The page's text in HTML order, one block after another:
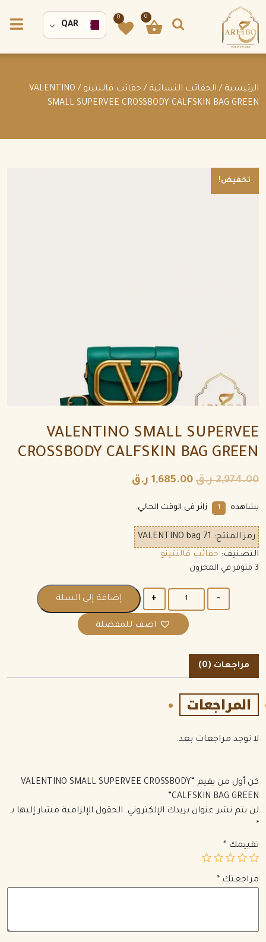
0
0
QAR
الرئيسية / الحقائب النسائية / حقائب فالنتينو
/ VALENTINO
SMALL SUPERVEE CROSSBODY CALFSKIN BAG GREEN
تخفيض!
VALENTINO SMALL SUPERVEE
CROSSBODY CALFSKIN BAG GREEN
2,974.00 ر.ق 1,685.00 ر.ق
يشاهده 1 زائر فى الوقت الحالي.
رمز المنتج: VALENTINO bag 71
التصنيف: حقائب فالنتينو
3 متوفر في المخزون
إضافة إلى السلة
اضف للمفضلة
مراجعات (0)
المراجعات
لا توجد مراجعات بعد.
كن أول من يقيم “VALENTINO SMALL SUPERVEE CROSSBODY
CALFSKIN BAG GREEN”
لن يتم نشر عنوان بريدك الإلكتروني. الحقول الإلزامية مشار إليها بـ
*
تقييمك *
مراجعتك *